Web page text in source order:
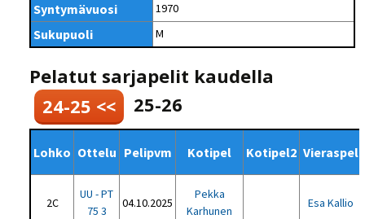
Syntymävuosi 1970
Sukupuoli M
Pelatut sarjapelit kaudella
24-25 <<
25-26
Lohko Ottelu Pelipvm Kotipel Kotipel2 Vieraspel
2C
UU - PT
75 3
04.10.2025
Pekka
Karhunen
Esa Kallio